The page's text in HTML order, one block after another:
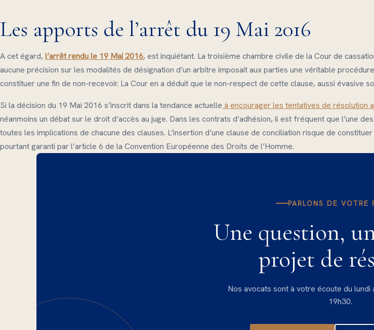
Les apports de l’arrêt du 19 Mai 2016
A cet égard,l’arrêt rendu le 19 Mai 2016, est inquiétant. La troisième chambre civile de la Cour de
aucune précision sur les modalités de désignation d’un arbitre imposait aux parties une véritable
constituer une fin de non-recevoir. La Cour en a déduit que le non-respect de cette clause, aussi évasive
Si la décision du 19 Mai 2016 s’inscrit dans la tendance actuelle à encourager les tentatives de résolution
néanmoins un débat sur le droit d’accès au juge. Dans les contrats d’adhésion, il est fréquent que l’une
toutes les implications de chacune des clauses. L’insertion d’une clause de conciliation risque de
pourtant garanti par l’article 6 de la Convention Européenne des Droits de l’Homme.
PARLONS DE VOTRE
Une question,
projet de
Nos avocats sont à votre écoute du lundi
19h30.